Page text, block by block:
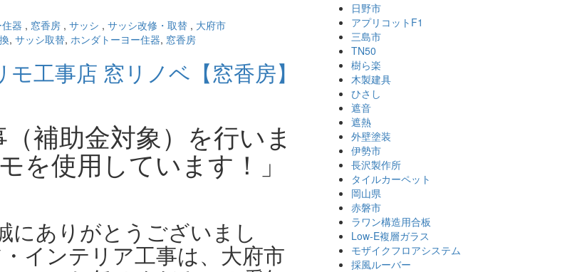
器 , 窓香房 , サッシ , サッシ改修・取替 , 大府市
, サッシ取替, ホンダトーヨー住器, 窓香房
工事店 窓リノベ【窓香房】
補助金対象）を行いま
を使用しています！」
にありがとうございまし
インテリア工事は、大府市
日野市
アプリコットF1
三島市
TN50
樹ら楽
木製建具
ひさし
遮音
遮熱
外壁塗装
伊勢市
長沢製作所
タイルカーペット
岡山県
赤磐市
ラワン構造用合板
Low-E複層ガラス
モザイクフロアシステム
採風ルーバー